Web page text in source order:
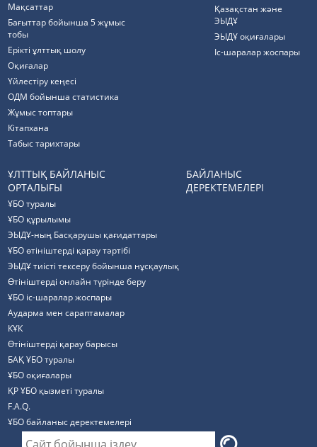
Мақсаттар
Бағыттар бойынша 5 жұмыс
тобы
Ерікті ұлттық шолу
Оқиғалар
Үйлестіру кеңесі
ОДМ бойынша статистика
Жұмыс топтары
Кітапхана
Табыс тарихтары
Қазақстан және
ЭЫДҰ
ЭЫДҰ оқиғалары
Іс-шаралар жоспары
ҰЛТТЫҚ БАЙЛАНЫС
ОРТАЛЫҒЫ
ҰБО туралы
ҰБО құрылымы
ЭЫДҰ-ның Басқарушы қағидаттары
ҰБО өтініштерді қарау тәртібі
ЭЫДҰ тиісті тексеру бойынша нұсқаулық
Өтініштерді онлайн түрінде беру
ҰБО іс-шаралар жоспары
Аударма мен сараптамалар
КҰК
Өтініштерді қарау барысы
БАҚ ҰБО туралы
ҰБО оқиғалары
ҚР ҰБО қызметі туралы
F.A.Q.
ҰБО байланыс деректемелерi
БАЙЛАНЫС
ДЕРЕКТЕМЕЛЕРІ